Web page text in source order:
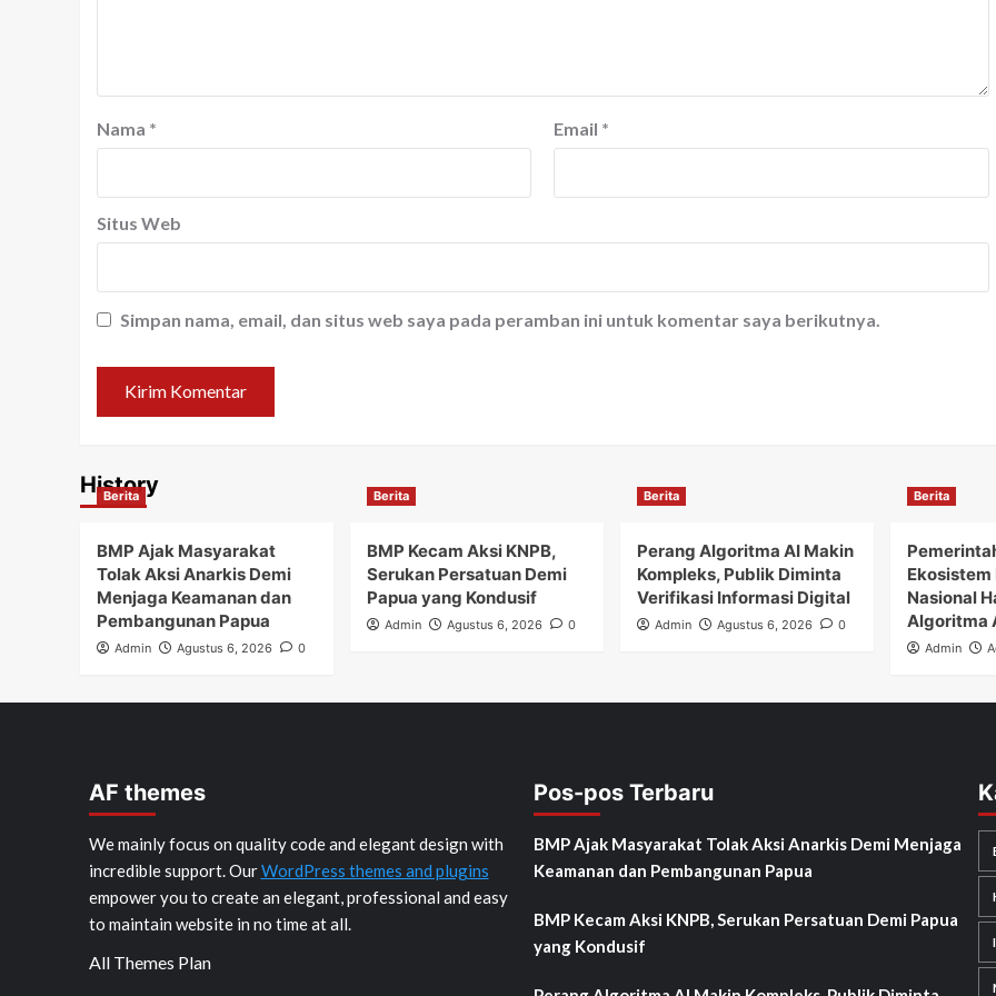
Nama * Email *
Situs Web
Simpan nama, email, dan situs web saya pada peramban ini untuk komentar saya berikutnya.
History
Berita
BMP Ajak Masyarakat
Tolak Aksi Anarkis Demi
Menjaga Keamanan dan
Pembangunan Papua
Admin Agustus 6, 2026 0
Berita
BMP Kecam Aksi KNPB,
Serukan Persatuan Demi
Papua yang Kondusif
Admin Agustus 6, 2026 0
Berita
Perang Algoritma AI Makin
Kompleks, Publik Diminta
Verifikasi Informasi Digital
Admin Agustus 6, 2026 0
Berita
Nasional
Algoritma
Admin
AF themes
We mainly focus on quality code and elegant design with
incredible support. OurWordPress themes and plugins
empower you to create an elegant, professional and easy
to maintain website in no time at all.
All Themes Plan
Pos-pos Terbaru
BMP Ajak Masyarakat Tolak Aksi Anarkis Demi Menjaga
Keamanan dan Pembangunan Papua
BMP Kecam Aksi KNPB, Serukan Persatuan Demi Papua
yang Kondusif